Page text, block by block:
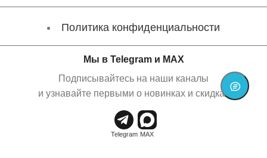
Политика конфиденциальности
Мы в Telegram и MAX
Подписывайтесь на наши каналы
и узнавайте первыми о новинках и скидках